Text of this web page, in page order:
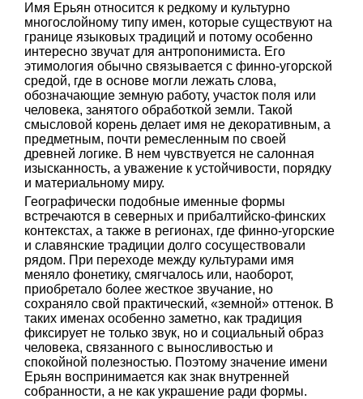
Имя Ерьян относится к редкому и культурно
многослойному типу имен, которые существуют на
границе языковых традиций и потому особенно
интересно звучат для антропонимиста. Его
этимология обычно связывается с финно-угорской
средой, где в основе могли лежать слова,
обозначающие земную работу, участок поля или
человека, занятого обработкой земли. Такой
смысловой корень делает имя не декоративным, а
предметным, почти ремесленным по своей
древней логике. В нем чувствуется не салонная
изысканность, а уважение к устойчивости, порядку
и материальному миру.
Географически подобные именные формы
встречаются в северных и прибалтийско-финских
контекстах, а также в регионах, где финно-угорские
и славянские традиции долго сосуществовали
рядом. При переходе между культурами имя
меняло фонетику, смягчалось или, наоборот,
приобретало более жесткое звучание, но
сохраняло свой практический, «земной» оттенок. В
таких именах особенно заметно, как традиция
фиксирует не только звук, но и социальный образ
человека, связанного с выносливостью и
спокойной полезностью. Поэтому значение имени
Ерьян воспринимается как знак внутренней
собранности, а не как украшение ради формы.